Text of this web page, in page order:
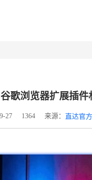
谷歌浏览器扩展插
27 1364 来源： 直达官